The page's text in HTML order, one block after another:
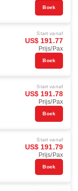
Boek
Start vanaf
US$ 191.77
Prijs/Pax
Boek
Start vanaf
US$ 191.78
Prijs/Pax
Boek
Start vanaf
US$ 191.79
Prijs/Pax
Boek